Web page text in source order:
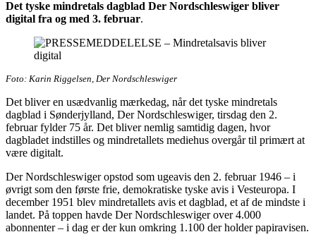
Det tyske mindretals dagblad Der Nordschleswiger bliver
digital fra og med 3. februar.
Foto: Karin Riggelsen, Der Nordschleswiger
Det bliver en usædvanlig mærkedag, når det tyske mindretals
dagblad i Sønderjylland, Der Nordschleswiger, tirsdag den 2.
februar fylder 75 år. Det bliver nemlig samtidig dagen, hvor
dagbladet indstilles og mindretallets mediehus overgår til primært at
være digitalt.
Der Nordschleswiger opstod som ugeavis den 2. februar 1946 – i
øvrigt som den første frie, demokratiske tyske avis i Vesteuropa. I
december 1951 blev mindretallets avis et dagblad, et af de mindste i
landet. På toppen havde Der Nordschleswiger over 4.000
abonnenter – i dag er der kun omkring 1.100 der holder papiravisen.